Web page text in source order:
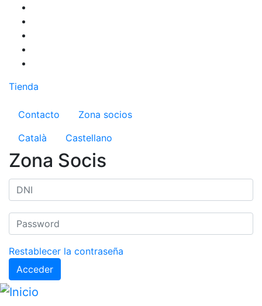
Pasar
contenido
principal
Tienda
Menú del compte d'usuari
Contacto
Zona socios
Català
Castellano
Zona Socis
Restablecer la contraseña
Acceder